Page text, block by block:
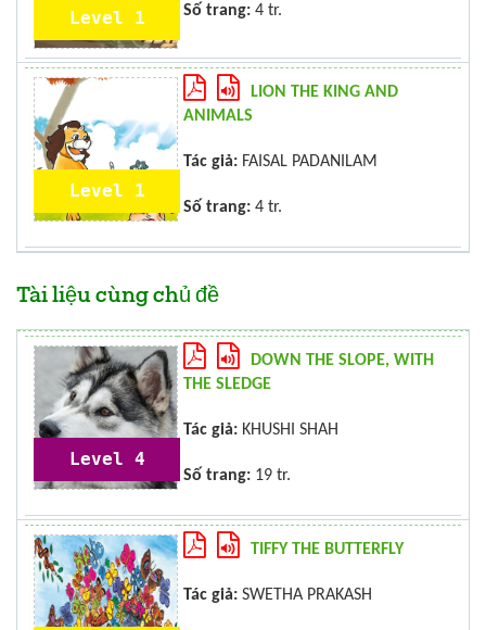
Level 1 Số trang: 4 tr.
Level 1
LION THE KING AND
ANIMALS
Tác giả: FAISAL PADANILAM
Số trang: 4 tr.
Tài liệu cùng chủ đề
Level 4
DOWN THE SLOPE, WITH
THE SLEDGE
Tác giả: KHUSHI SHAH
Số trang: 19 tr.
TIFFY THE BUTTERFLY
Tác giả: SWETHA PRAKASH